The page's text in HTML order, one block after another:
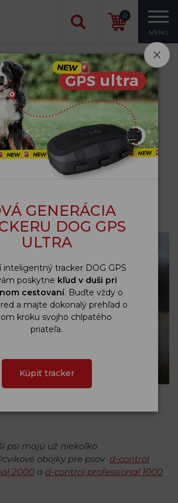
GENERÁCIA
DOG GPS
ULTRA
inteligentný tracker DOG GPS
poskytne kľud v duši pri
cestovaní. Buďte vždy o
a majte dokonalý prehľad o
kroku svojho chlpatého
priateľa.
Kúpiť tracker
0
MENU
sú zrazu
pokojné a zvieratá
báť"
Šejdová
03. 06. 2024
výcvikovými obojkami d-
psi majú už niekoľko
obojky pre psov d-control
2000 a d-control professional 1000